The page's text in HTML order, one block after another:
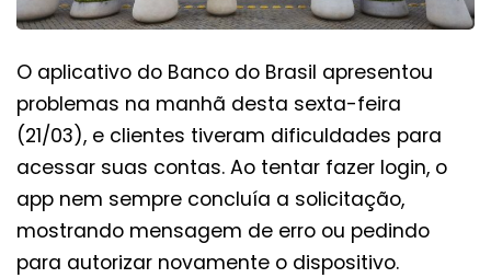
O aplicativo do Banco do Brasil apresentou
problemas na manhã desta sexta-feira
(21/03), e clientes tiveram dificuldades para
acessar suas contas. Ao tentar fazer login, o
app nem sempre concluía a solicitação,
mostrando mensagem de erro ou pedindo
para autorizar novamente o dispositivo.